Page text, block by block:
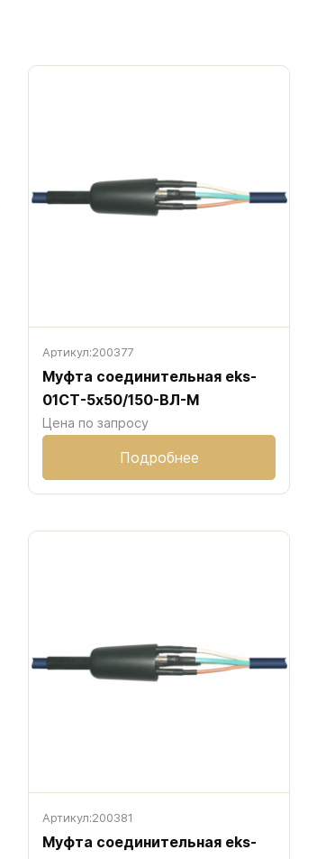
Артикул:200377
Муфта соединительная eks-
01CT-5х50/150-ВЛ-М
Цена по запросу
Подробнее
Артикул:200381
Муфта соединительная eks-